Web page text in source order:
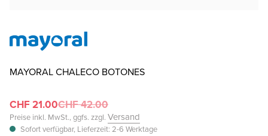
MAYORAL CHALECO BOTONES
CHF 21.00CHF 42.00
Preise inkl. MwSt., ggfs. zzgl. Versand
Sofort verfügbar, Lieferzeit: 2-6 Werktage